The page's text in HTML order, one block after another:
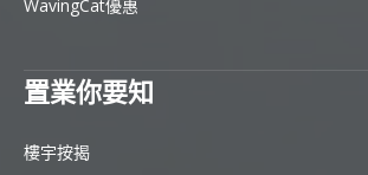
WavingCat優惠
置業你要知
樓宇按揭